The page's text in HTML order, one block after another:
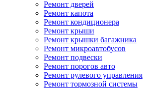
Ремонт дверей
Ремонт капота
Ремонт кондиционера
Ремонт крыши
Ремонт крышки багажника
Ремонт микроавтобусов
Ремонт подвески
Ремонт порогов авто
Ремонт рулевого управления
Ремонт тормозной системы